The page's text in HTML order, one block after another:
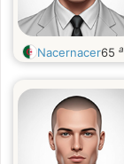
Nacernacer65